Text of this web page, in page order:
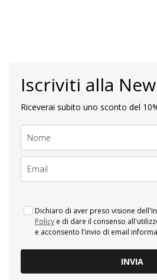
Iscriviti alla
Riceverai subito uno sconto del
Dichiaro di aver preso visione
Policy e di dare il consenso
e acconsento l'invio di email
INVIA